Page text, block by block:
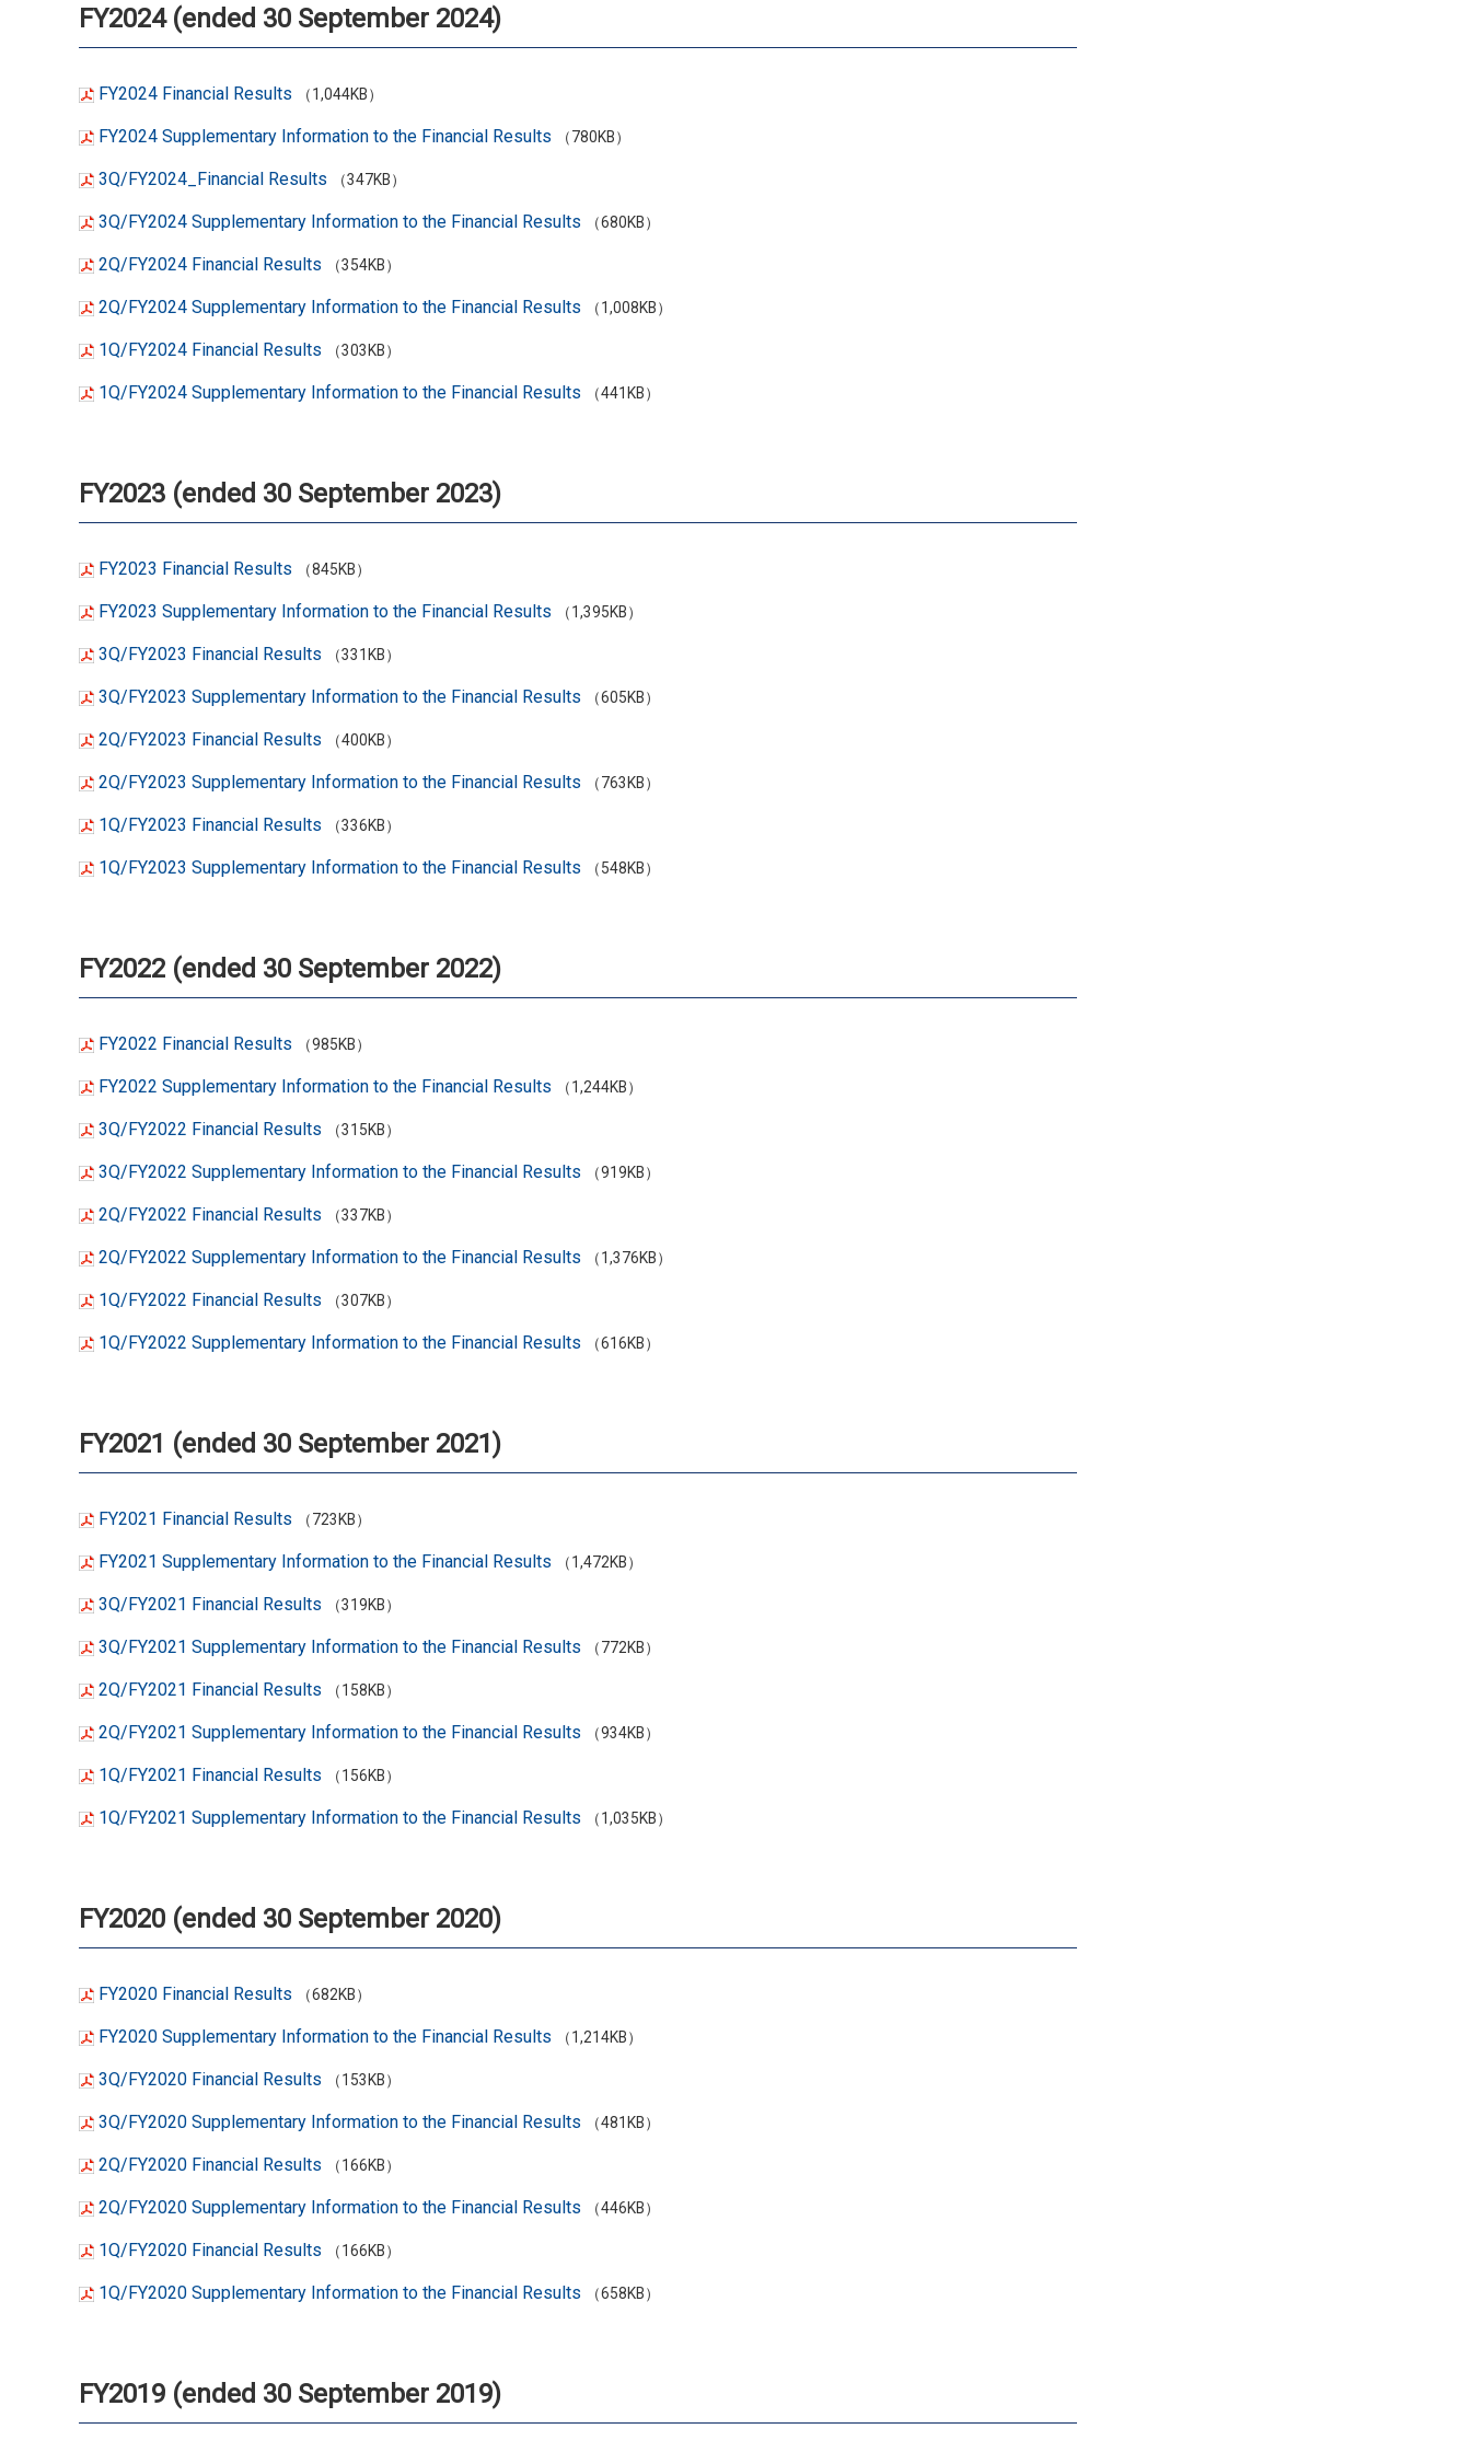
FY2024 (ended 30 September 2024)
FY2024 Financial Results （1,044KB）
FY2024 Supplementary Information to the Financial Results （780KB）
3Q/FY2024_Financial Results （347KB）
3Q/FY2024 Supplementary Information to the Financial Results （680KB）
2Q/FY2024 Financial Results （354KB）
2Q/FY2024 Supplementary Information to the Financial Results （1,008KB）
1Q/FY2024 Financial Results （303KB）
1Q/FY2024 Supplementary Information to the Financial Results （441KB）
FY2023 (ended 30 September 2023)
FY2023 Financial Results （845KB）
FY2023 Supplementary Information to the Financial Results （1,395KB）
3Q/FY2023 Financial Results （331KB）
3Q/FY2023 Supplementary Information to the Financial Results （605KB）
2Q/FY2023 Financial Results （400KB）
2Q/FY2023 Supplementary Information to the Financial Results （763KB）
1Q/FY2023 Financial Results （336KB）
1Q/FY2023 Supplementary Information to the Financial Results （548KB）
FY2022 (ended 30 September 2022)
FY2022 Financial Results （985KB）
FY2022 Supplementary Information to the Financial Results （1,244KB）
3Q/FY2022 Financial Results （315KB）
3Q/FY2022 Supplementary Information to the Financial Results （919KB）
2Q/FY2022 Financial Results （337KB）
2Q/FY2022 Supplementary Information to the Financial Results （1,376KB）
1Q/FY2022 Financial Results （307KB）
1Q/FY2022 Supplementary Information to the Financial Results （616KB）
FY2021 (ended 30 September 2021)
FY2021 Financial Results （723KB）
FY2021 Supplementary Information to the Financial Results （1,472KB）
3Q/FY2021 Financial Results （319KB）
3Q/FY2021 Supplementary Information to the Financial Results （772KB）
2Q/FY2021 Financial Results （158KB）
2Q/FY2021 Supplementary Information to the Financial Results （934KB）
1Q/FY2021 Financial Results （156KB）
1Q/FY2021 Supplementary Information to the Financial Results （1,035KB）
FY2020 (ended 30 September 2020)
FY2020 Financial Results （682KB）
FY2020 Supplementary Information to the Financial Results （1,214KB）
3Q/FY2020 Financial Results （153KB）
3Q/FY2020 Supplementary Information to the Financial Results （481KB）
2Q/FY2020 Financial Results （166KB）
2Q/FY2020 Supplementary Information to the Financial Results （446KB）
1Q/FY2020 Financial Results （166KB）
1Q/FY2020 Supplementary Information to the Financial Results （658KB）
FY2019 (ended 30 September 2019)